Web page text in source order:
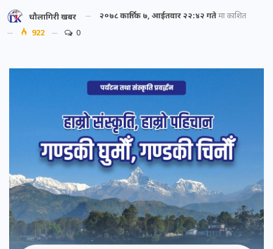
धौलागिरी खबर २०७८ कार्तिक ७, आईतवार २२:४२ गतेमा प्रकाशित
922
0